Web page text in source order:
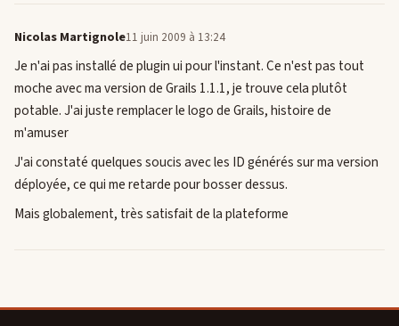
Nicolas Martignole11 juin 2009 à 13:24
Je n'ai pas installé de plugin ui pour l'instant. Ce n'est pas tout
moche avec ma version de Grails 1.1.1, je trouve cela plutôt
potable. J'ai juste remplacer le logo de Grails, histoire de
m'amuser
J'ai constaté quelques soucis avec les ID générés sur ma version
déployée, ce qui me retarde pour bosser dessus.
Mais globalement, très satisfait de la plateforme